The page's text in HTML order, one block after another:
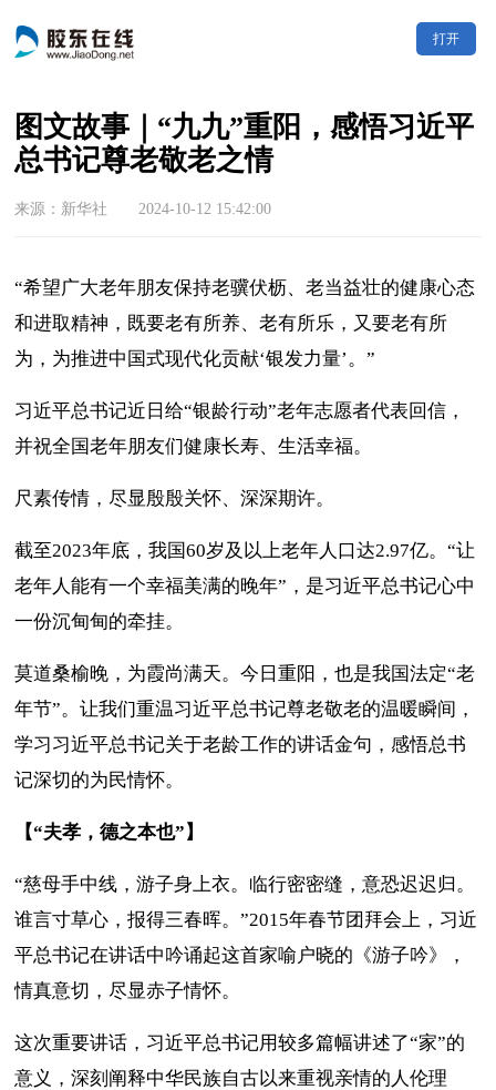
打开
图文故事｜“九九”重阳，感悟习近平
总书记尊老敬老之情
来源：新华社 2024-10-12 15:42:00
“希望广大老年朋友保持老骥伏枥、老当益壮的健康心态
和进取精神，既要老有所养、老有所乐，又要老有所
为，为推进中国式现代化贡献‘银发力量’。”
习近平总书记近日给“银龄行动”老年志愿者代表回信，
并祝全国老年朋友们健康长寿、生活幸福。
尺素传情，尽显殷殷关怀、深深期许。
截至2023年底，我国60岁及以上老年人口达2.97亿。“让
老年人能有一个幸福美满的晚年”，是习近平总书记心中
一份沉甸甸的牵挂。
莫道桑榆晚，为霞尚满天。今日重阳，也是我国法定“老
年节”。让我们重温习近平总书记尊老敬老的温暖瞬间，
学习习近平总书记关于老龄工作的讲话金句，感悟总书
记深切的为民情怀。
【“夫孝，德之本也”】
“慈母手中线，游子身上衣。临行密密缝，意恐迟迟归。
谁言寸草心，报得三春晖。”2015年春节团拜会上，习近
平总书记在讲话中吟诵起这首家喻户晓的《游子吟》，
情真意切，尽显赤子情怀。
这次重要讲话，习近平总书记用较多篇幅讲述了“家”的
意义，深刻阐释中华民族自古以来重视亲情的人伦理